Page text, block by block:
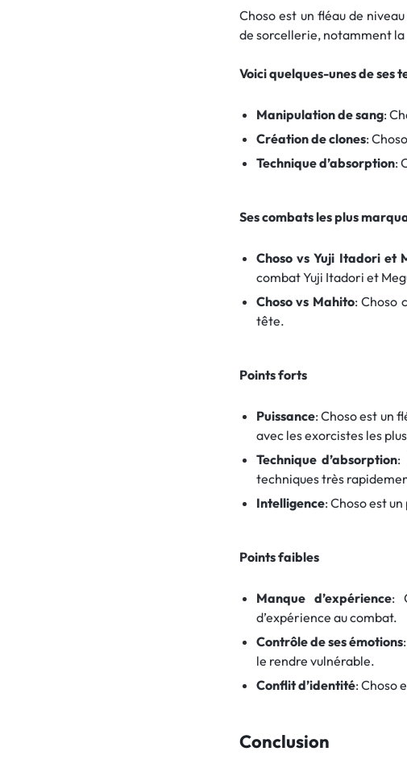
Choso est un fléau de
de sorcellerie, notamment
Voici quelques-unes de ses
Manipulation de sang:
Création de clones:
Technique d’absorption:
Ses combats les plus
Choso vs Yuji Itadori et
combat Yuji Itadori et
Choso vs Mahito: Choso
tête.
Points forts
Puissance: Choso est un
avec les exorcistes les
Technique d’absorption:
techniques très
Intelligence: Choso est
Points faibles
Manque d’expérience:
d’expérience au combat.
Contrôle de ses émotions
le rendre vulnérable.
Conflit d’identité: Choso
Conclusion